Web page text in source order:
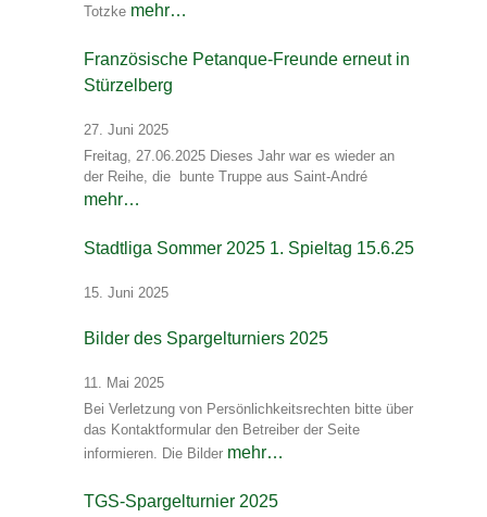
Totzke mehr…
Französische Petanque-Freunde erneut in
Stürzelberg
27. Juni 2025
Freitag, 27.06.2025 Dieses Jahr war es wieder an
der Reihe, die bunte Truppe aus Saint-André
mehr…
Stadtliga Sommer 2025 1. Spieltag 15.6.25
15. Juni 2025
Bilder des Spargelturniers 2025
11. Mai 2025
Bei Verletzung von Persönlichkeitsrechten bitte über
das Kontaktformular den Betreiber der Seite
informieren. Die Bilder mehr…
TGS-Spargelturnier 2025